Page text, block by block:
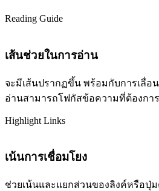
Reading Guide
เส้นช่วยในการอ่าน
จะมีเส้นปรากฏขึ้น พร้อมกับการเลื่อ
อ่านสามารถโฟกัสข้อความที่ต้องกา
Highlight Links
เน้นการเชื่อมโยง
ช่วยเน้นและแยกส่วนของลิงค์หรือปุ่ม